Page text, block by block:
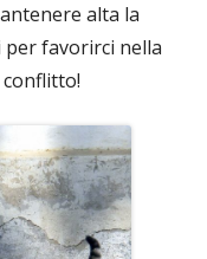
alta la
favorirci nella